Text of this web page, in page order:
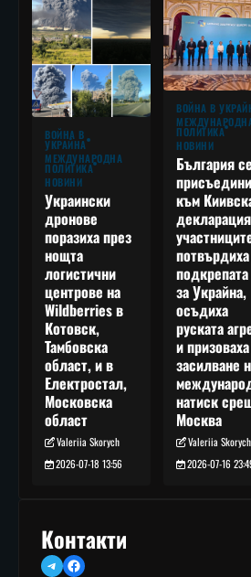
ВОЙНА В
УКРАЙНА
МЕЖДУНАРОДНА
ПОЛИТИКА
НОВИНИ
Украински
дронове
поразиха през
нощта
логистични
центрове на
Wildberries в
Котовск,
Тамбовска
област, и в
Електростал,
Московска
област
Valeriia Skorych
2026-07-18 13:56
ВОЙНА В
ПОЛИТИКА
НОВИНИ
България се
присъедини
към
потвърдиха
за Украйна,
осъдиха
руската
и
засилване
натиск
Москва
Valeriia Skorych
2026-07-16
Контакти
TelegramFacebook